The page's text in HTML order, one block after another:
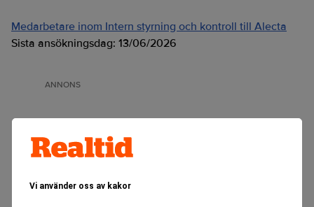
Vi använder oss av kakor
Medarbetare inom Intern styrning och kontroll till Alecta
Sista ansökningsdag: 13/06/2026
ANNONS